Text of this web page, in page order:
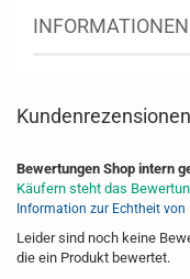
Kundenrezensionen
Bewertungen Shop intern
Käufern steht das
Information zur Echtheit von
Leider sind noch keine
die ein Produkt bewertet.